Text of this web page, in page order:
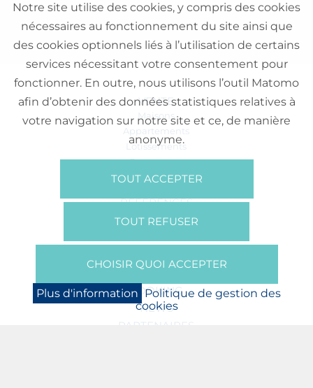
VENTE
Maisons
Appartements
Lotissements
Commerces
Bureaux
RÉFÉRENCES
SUR NOUS
Presse
BOOKING
NEWS
PARTENAIRES
Notre site utilise des cookies, y compris des cookies
nécessaires au fonctionnement du site ainsi que
des cookies optionnels liés à l’utilisation de certains
services nécessitant votre consentement pour
fonctionner. En outre, nous utilisons l’outil Matomo
afin d’obtenir des données statistiques relatives à
votre navigation sur notre site et ce, de manière
anonyme.
TOUT ACCEPTER
TOUT REFUSER
CHOISIR QUOI ACCEPTER
Plus d'information Politique de gestion des
cookies